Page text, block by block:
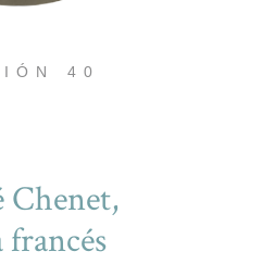
40
francés